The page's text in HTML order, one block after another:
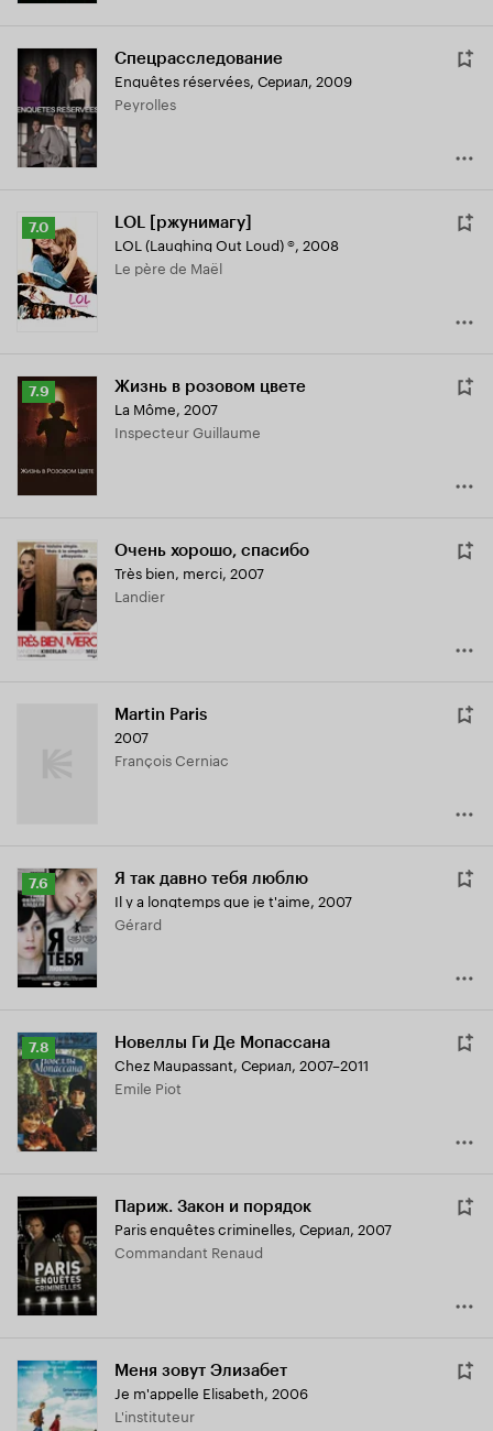
Спецрасследование
Enquêtes réservées, Сериал, 2009
Peyrolles
Рейтинг
Кинопоиска
7.0
7.0 LOL [ржунимагу]
LOL (Laughing Out Loud) ®, 2008
Le père de Maël
Рейтинг
Кинопоиска
7.9
7.9 Жизнь в розовом цвете
La Môme, 2007
Inspecteur Guillaume
Очень хорошо, спасибо
Très bien, merci, 2007
Landier
Martin Paris
2007
François Cerniac
Рейтинг
Кинопоиска
7.6
7.6 Я так давно тебя люблю
Il y a longtemps que je t'aime, 2007
Gérard
Рейтинг
Кинопоиска
7.8
7.8 Новеллы Ги Де Мопассана
Chez Maupassant, Сериал, 2007–2011
Emile Piot
Париж. Закон и порядок
Paris enquêtes criminelles, Сериал, 2007
Commandant Renaud
Меня зовут Элизабет
Je m'appelle Elisabeth, 2006
L'instituteur